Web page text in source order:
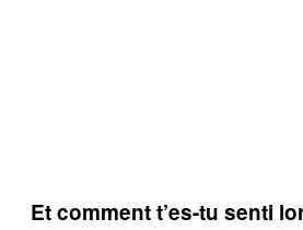
Et comment t’es-tu senti